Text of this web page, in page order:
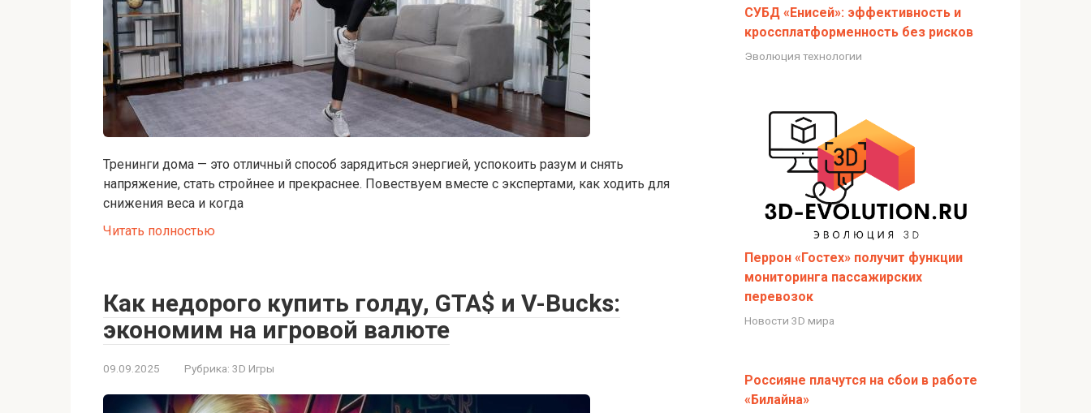
Тренинги дома — это отличный способ зарядиться энергией, успокоить разум и снять
напряжение, стать стройнее и прекраснее. Повествуем вместе с экспертами, как ходить для
снижения веса и когда
Читать полностью
Как недорого купить голду, GTA$ и V-Bucks:
экономим на игровой валюте
09.09.2025 Рубрика: 3D Игры
СУБД «Енисей»: эффективность и
кроссплатформенность без рисков
Эволюция технологии
Перрон «Гостех» получит функции
мониторинга пассажирских
перевозок
Новости 3D мира
Россияне плачутся на сбои в работе
«Билайна»